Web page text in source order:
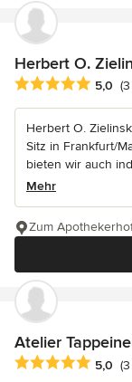
Herbert O.
Durchschnittliche
5,0
Herbert O.
Sitz in Frankfurt/
bieten wir auch
Mehr
Zum
Atelier
Durchschnittliche
5,0